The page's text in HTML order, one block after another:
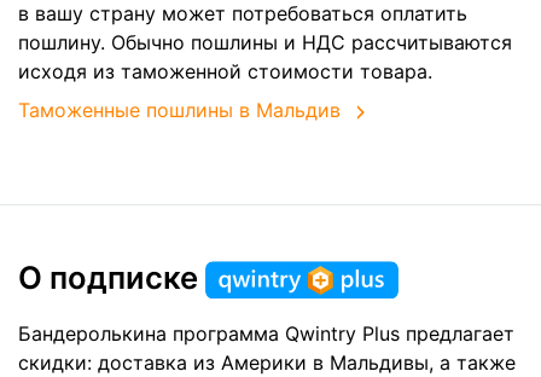
в вашу страну может потребоваться оплатить
пошлину. Обычно пошлины и НДС рассчитываются
исходя из таможенной стоимости товара.
Таможенные пошлины в Мальдив
О подписке
Бандеролькина программа Qwintry Plus предлагает
скидки: доставка из Америки в Мальдивы, а также